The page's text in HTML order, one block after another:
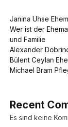
Janina Uhse
Wer ist der
und Familie
Alexander
Bülent Ceylan
Michael Bram
Recent
Es sind keine